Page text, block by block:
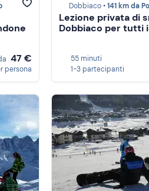
47 €
persona
Dobbiaco •141 km da
Lezione privata di
Dobbiaco per tutti
55 minuti
1-3 partecipanti